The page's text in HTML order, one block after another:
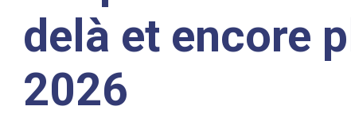
delà et encore
2026